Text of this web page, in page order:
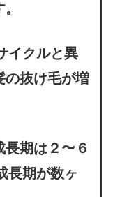
イクルと異
の抜け毛が増
期は２〜６
長期が数ヶ